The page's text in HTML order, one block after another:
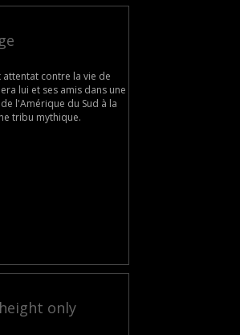
attentat contre la vie de
lui et ses amis dans une
l'Amérique du Sud à la
tribu mythique.
only